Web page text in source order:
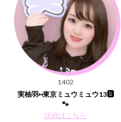
1402
実柚羽⑅東京ミュウミュウ13🅱️
🐾
詳細はこちら